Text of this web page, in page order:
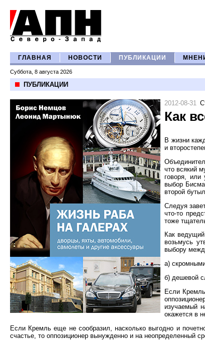
ГЛАВНАЯ НОВОСТИ ПУБЛИКАЦИИ
Суббота, 8 августа 2026
ПУБЛИКАЦИИ
2012-08-31
Как
В жизни
и
что всякий
говоря, или
выбор
второй
Следуя
что-то
тоже
Как
возьмусь
выбору
а)
б) дешевой
Если
изучаемый
окажется в
Если Кремль еще не сообразил, насколько выгодно и
счастье, то оппозиционер вынужденно и на неопределенный